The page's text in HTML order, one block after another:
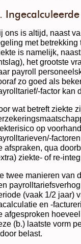
ons is altijd, naast
met
is namelijk,
het grootste
payroll
zo goed als
factor kan
wat betreft ziekte
op
afspraken, qua
ziekte- of re-
twee manieren van
(vaak 1/2 jaar)
en -
afgesproken
(b.) laatste vorm
belast.